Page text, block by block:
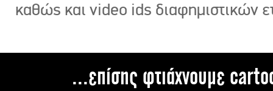
καθώς και video ids διαφημιστικών
...επίσης φτιάχνουμε